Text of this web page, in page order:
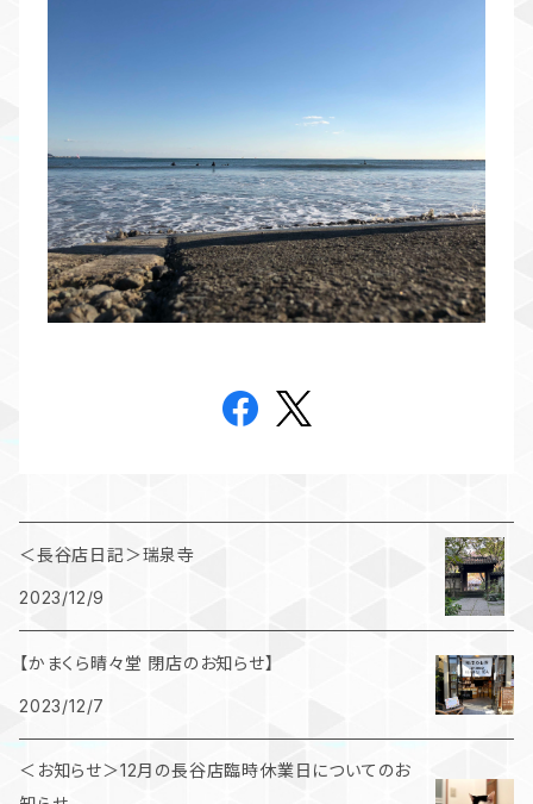
＜長谷店日記＞瑞泉寺
2023/12/9
【かまくら晴々堂 閉店のお知らせ】
2023/12/7
＜お知らせ＞12月の長谷店臨時休業日についてのお